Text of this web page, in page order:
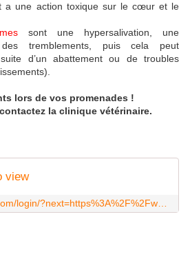
a une action toxique sur le cœur et le
sont une hypersalivation, une
des tremblements, puis cela peut
d’un abattement ou de troubles
lors de vos promenades !
la clinique vétérinaire.
view